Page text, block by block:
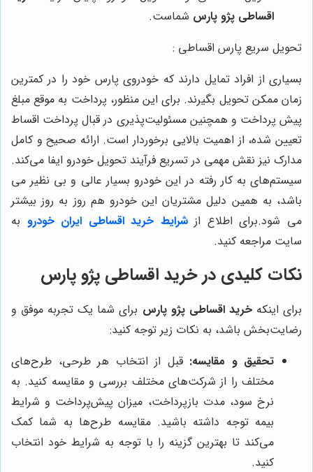
اقساطی پژو پارس شماست.
تحویل سریع پارس اقساطی :
بسیاری از افراد تمایل دارند که خودروی پارس خود را در کمترین
زمان ممکن تحویل بگیرند. برای این منظور، پرداخت به موقع مبلغ
پیش پرداخت و همچنین مسئولیت‌پذیری در قبال پرداخت اقساط
تعیین شده، از اهمیت بالایی برخوردار است. ارائه صحیح و کامل
مدارک نیز نقش مهمی در تسریع فرآیند تحویل خودرو ایفا می‌کند.
سیستم‌های به کار رفته در این خودرو بسیار عالی و بی نظیر می
باشد، به همین دلیل مشتریان این خودرو هم روز به روز بیشتر
می شود.برای اطلاع ازشرایط خرید اقساطی ایران خودرو به
سایت مراجعه کنید.
نکات کلیدی در خرید اقساطی پژو پارس
برای اینکهخرید اقساطی پژو پارس برای شما یک تجربه موفق و
رضایت‌بخش باشد، به نکات زیر توجه کنید:
تحقیق و مقایسه: قبل از انتخاب هر طرحی، طرح‌های
مختلف را از شرکت‌های مختلف بررسی و مقایسه کنید. به
نرخ سود، مدت بازپرداخت، میزان پیش‌پرداخت و شرایط
بیمه توجه داشته باشید. مقایسه طرح‌ها به شما کمک
می‌کند تا بهترین گزینه را با توجه به شرایط خود انتخاب
کنید.